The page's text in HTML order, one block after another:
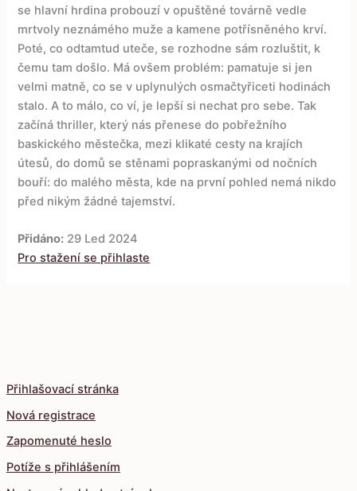
Přihlašovací stránka
Nová registrace
Zapomenuté heslo
Potíže s přihlášením
se hlavní hrdina probouzí v opuštěné továrně vedle
mrtvoly neznámého muže a kamene potřísněného krví.
Poté, co odtamtud uteče, se rozhodne sám rozluštit, k
čemu tam došlo. Má ovšem problém: pamatuje si jen
velmi matně, co se v uplynulých osmačtyřiceti hodinách
stalo. A to málo, co ví, je lepší si nechat pro sebe. Tak
začíná thriller, který nás přenese do pobřežního
baskického městečka, mezi klikaté cesty na krajích
útesů, do domů se stěnami popraskanými od nočních
bouří: do malého města, kde na první pohled nemá nikdo
před nikým žádné tajemství.
Přidáno: 29 Led 2024
Pro stažení se přihlaste